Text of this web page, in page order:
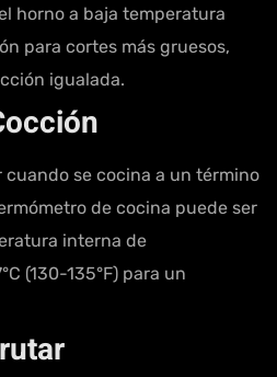
horno a baja temperatura
para cortes más gruesos,
igualada.
cuando se cocina a un término
de cocina puede ser
interna de
(130-135°F) para un